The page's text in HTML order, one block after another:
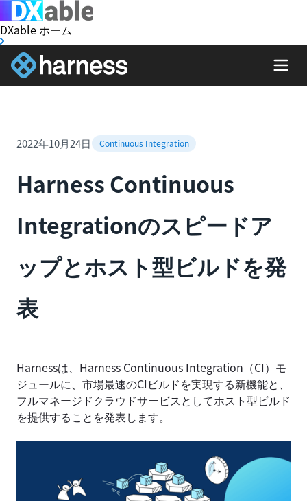
DXable ホーム
2022年10月24日 Continuous Integration
Harness Continuous
Integrationのスピードア
ップとホスト型ビルドを発
表
Harnessは、Harness Continuous Integration（CI）モ
ジュールに、市場最速のCIビルドを実現する新機能と、
フルマネージドクラウドサービスとしてホスト型ビルド
を提供することを発表します。